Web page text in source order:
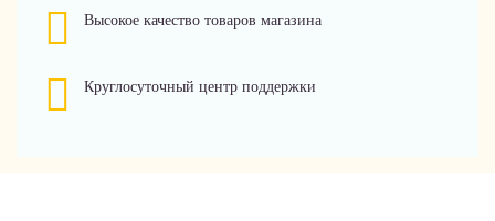
Высокое качество товаров магазина
Круглосуточный центр поддержки